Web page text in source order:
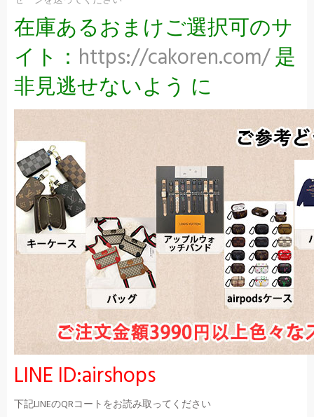
在庫あるおまけご選択可のサ
イト： https://cakoren.com/是
非見逃せないよう に
LINE ID:airshops
下記LINEのQRコートをお読み取ってください